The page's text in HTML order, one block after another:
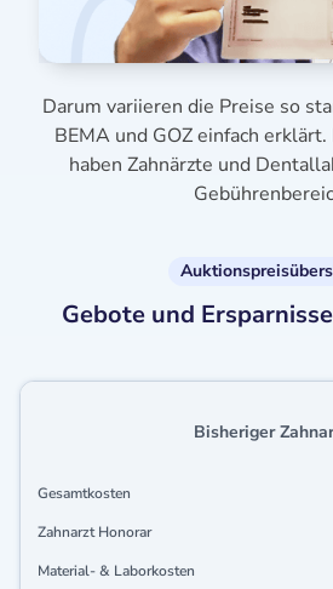
Darum variieren die Preise so
BEMA und GOZ einfach
haben Zahnärzte und
Gebote und
Bisheriger
Gesamtkosten
Zahnarzt Honorar
Material- & Laborkosten